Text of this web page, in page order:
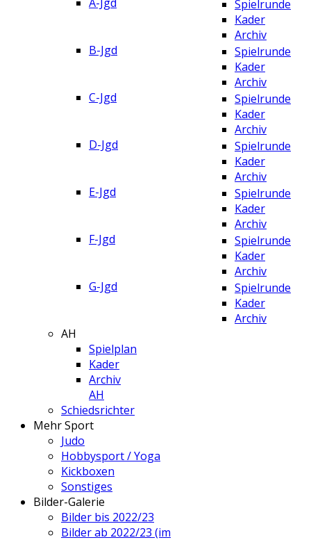
A-Jgd
Spielrunde
Kader
Archiv
B-Jgd
Spielrunde
Kader
Archiv
C-Jgd
Spielrunde
Kader
Archiv
D-Jgd
Spielrunde
Kader
Archiv
E-Jgd
Spielrunde
Kader
Archiv
F-Jgd
Spielrunde
Kader
Archiv
G-Jgd
Spielrunde
Kader
Archiv
AH
Spielplan
Kader
Archiv
AH
Schiedsrichter
Mehr Sport
Judo
Hobbysport / Yoga
Kickboxen
Sonstiges
Bilder-Galerie
Bilder bis 2022/23
Bilder ab 2022/23 (im